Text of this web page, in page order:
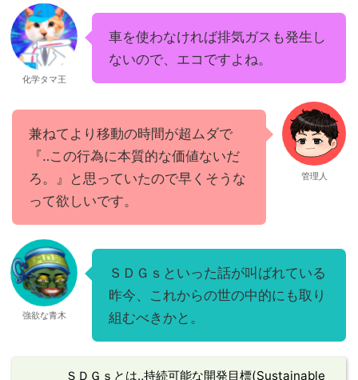
化学タマ王
車を使わなければ排気ガスも発生し
ないので、エコですよね。
兼ねてより移動の時間が超ムダで
『‥この行為に本質的な価値ないだ
ろ。』と思っていたので早くそうな
って欲しいです。
管理人
強欲な青木
ＳＤＧｓといった話が叫ばれている
昨今、これからの世の中的にも取り
組むべきかと。
ＳＤＧｓとは‥持続可能な開発目標(Sustainable